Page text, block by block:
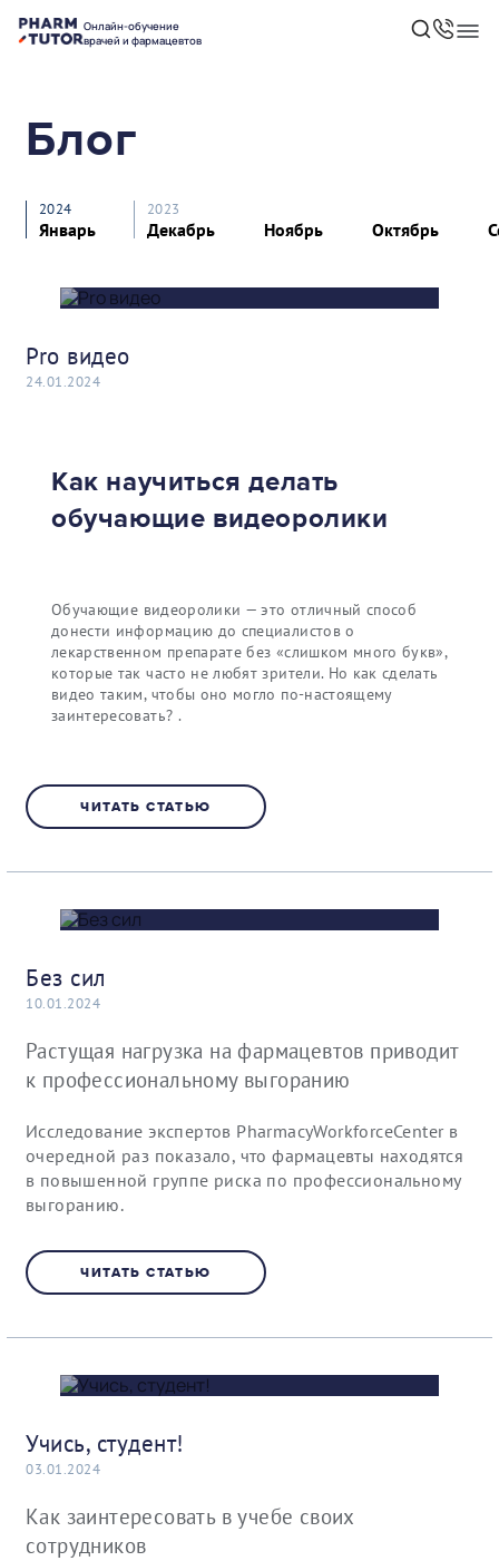
Онлайн-обучение
врачей и фармацевтов
Блог
2024
Январь
2023
Декабрь Ноябрь Октябрь
Pro видео
24.01.2024
Как научиться делать
обучающие видеоролики
Обучающие видеоролики — это отличный способ
донести информацию до специалистов о
лекарственном препарате без «слишком много букв»,
которые так часто не любят зрители. Но как сделать
видео таким, чтобы оно могло по-настоящему
заинтересовать? .
ЧИТАТЬ СТАТЬЮ
Без сил
10.01.2024
Растущая нагрузка на фармацевтов приводит
к профессиональному выгоранию
Исследование экспертов PharmacyWorkforceCenter в
очередной раз показало, что фармацевты находятся
в повышенной группе риска по профессиональному
выгоранию.
ЧИТАТЬ СТАТЬЮ
Учись, студент!
03.01.2024
Как заинтересовать в учебе своих
сотрудников